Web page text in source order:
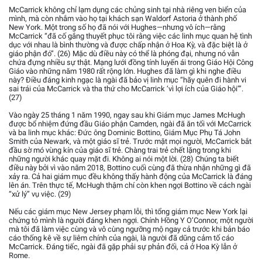
McCarrick không chỉ lạm dụng các chủng sinh tại nhà riêng ven biển của
mình, mà còn nhắm vào họ tại khách sạn Waldorf Astoria ở thành phố
New York. Một trong số họ đã nói với Hughes—nhưng vô ích—rằng
McCarrick “đã cố gắng thuyết phục tôi rằng việc các linh mục quan hệ tình
dục với nhau là bình thường và được chấp nhận ở Hoa Kỳ, và đặc biệt là ở
giáo phận đó”. (26) Mặc dù điều này có thể là phóng đại, nhưng nó vẫn
chứa đựng nhiều sự thật. Mạng lưới đồng tính luyến ái trong Giáo Hội Công
Giáo vào những năm 1980 rất rộng lớn. Hughes đã làm gì khi nghe điều
này? Điều đáng kinh ngạc là ngài đã bảo vị linh mục “hãy quên đi hành vi
sai trái của McCarrick và tha thứ cho McCarrick ‘vì lợi ích của Giáo hội’”.
(27)
Vào ngày 25 tháng 1 năm 1990, ngay sau khi Giám mục James McHugh
được bổ nhiệm đứng đầu Giáo phận Camden, ngài đã ăn tối với McCarrick
và ba linh mục khác: Đức ông Dominic Bottino, Giám Mục Phụ Tá John
Smith của Newark, và một giáo sĩ trẻ. Trước mặt mọi người, McCarrick bắt
đầu sờ mó vùng kín của giáo sĩ trẻ. Chàng trai trẻ chết lặng trong khi
những người khác quay mặt đi. Không ai nói một lời. (28) Chúng ta biết
điều này bởi vì vào năm 2018, Bottino cuối cùng đã thừa nhận những gì đã
xảy ra. Cả hai giám mục đều không thấy hành động của McCarrick là đáng
lên án. Trên thực tế, McHugh thậm chí còn khen ngợi Bottino về cách ngài
“xử lý” vụ việc. (29)
Nếu các giám mục New Jersey phạm lỗi, thì tổng giám mục New York lại
chứng tỏ mình là người đáng khen ngợi. Chính Hồng Y O’Connor, một người
mà tôi đã làm việc cùng và vô cùng ngưỡng mộ ngay cả trước khi bản báo
cáo thống kê về sự liêm chính của ngài, là người đã dũng cảm tố cáo
McCarrick. Đáng tiếc, ngài đã gặp phải sự phản đối, cả ở Hoa Kỳ lẫn ở
Rome.